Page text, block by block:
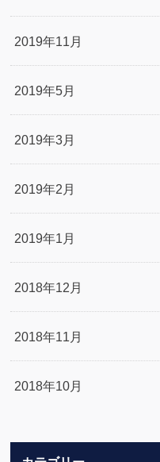
2019年11月
2019年5月
2019年3月
2019年2月
2019年1月
2018年12月
2018年11月
2018年10月